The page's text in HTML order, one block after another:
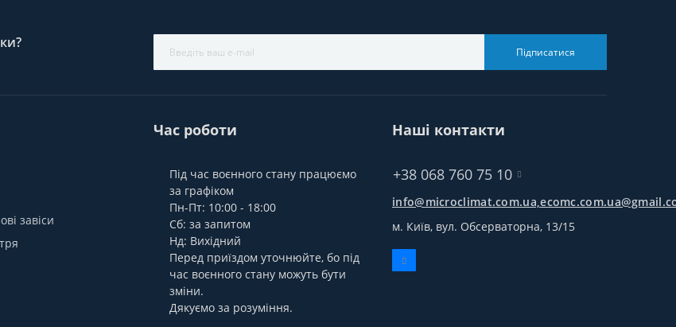
Підписатися
завіси
Час роботи
Під час воєнного стану працюємо
за графіком
Пн-Пт: 10:00 - 18:00
Сб: за запитом
Нд: Вихідний
Перед приїздом уточнюйте, бо під
час воєнного стану можуть бути
зміни.
Дякуємо за розуміння.
Наші контакти
+38 068 760 75 10
м. Київ, вул. Обсерваторна, 13/15